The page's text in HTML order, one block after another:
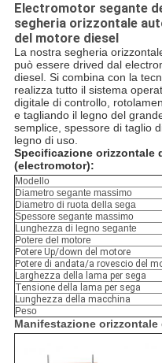
Electromotor segante
segheria orizzontale
del motore diesel
La nostra segheria
può essere drived dal
diesel. Si combina con la
realizza tutto il sistema
digitale di controllo,
e tagliando il legno del
semplice, spessore di taglio
legno di uso.
Specificazione orizzontale
(electromotor):
Modello
Diametro segante massimo
Diametro di ruota della sega
Spessore segante massimo
Lunghezza di legno segante
Potere del motore
Potere Up/down del motore
Potere di andata/a rovescio del
Larghezza della lama per sega
Tensione della lama per sega
Lunghezza della macchina
Peso
Manifestazione